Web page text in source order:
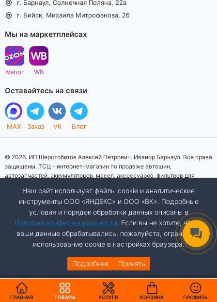
ДОБАВИТЬ В КОРЗИНУ
г. Барнаул, Солнечная Поляна, 22а
г. Бийск, Михаила Митрофанова, 2б
Мы на маркетплейсах
Ivanor WB
Оставайтесь на связи
MAX Заказ VK Блог
© 2026. ИП Шерстобитов Алексей Петрович. Иванор Барнаул. Все права
защищены. ТСЦ - интернет-магазин по продаже автошин,
автозапчастей, аккумуляторов, масел, аксессуаров, фильтров для
информационный характер. Представленная информация о товарах, их
стоимости, характеристик, фото, наличия на складе ни при каких
условиях не является публичной офертой, определяемой положениями
Статьи 437 (2) Гражданского кодекса Российской Федерации.
Изображения товаров на фотографиях, представленных на сайте, могут
отличаться от оригиналов. Копирование материалов сайта запрещено.
Разработка сайта:Авалон
ГЛАВНАЯ ТОВАРЫ УСЛУГИ КОРЗИНА ПРОФИЛЬ
Наш сайт использует файлы cookie и аналитические
инструменты ООО «ЯНДЕКС» и ООО «ВК». Подробные
условия и порядок обработки данных описаны в
Политике конфиденциальности. Если вы не хотите, чтобы
ваши данные обрабатывались, пожалуйста, ограничьте
использование cookie в настройках браузера.
Подробнее Принять